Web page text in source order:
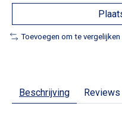
Toevoegen om te vergelijken
Beschrijving Reviews